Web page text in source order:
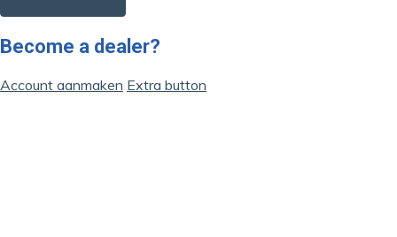
Become a dealer?
Account aanmaken Extra button